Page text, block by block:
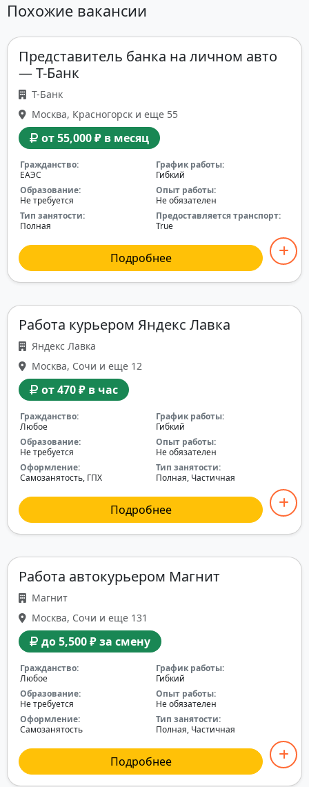
Похожие вакансии
Представитель банка на личном авто
— Т-Банк
Т-Банк
Москва, Красногорск и еще 55
от 55,000 ₽ в месяц
Гражданство:
ЕАЭС
График работы:
Гибкий
Образование:
Не требуется
Опыт работы:
Не обязателен
Тип занятости:
Полная
Предоставляется транспорт:
True
Подробнее
Работа курьером Яндекс Лавка
Яндекс Лавка
Москва, Сочи и еще 12
от 470 ₽ в час
Гражданство:
Любое
График работы:
Гибкий
Образование:
Не требуется
Опыт работы:
Не обязателен
Оформление:
Самозанятость, ГПХ
Тип занятости:
Полная, Частичная
Подробнее
Работа автокурьером Магнит
Магнит
Москва, Сочи и еще 131
до 5,500 ₽ за смену
Гражданство:
Любое
График работы:
Гибкий
Образование:
Не требуется
Опыт работы:
Не обязателен
Оформление:
Самозанятость
Тип занятости:
Полная, Частичная
Подробнее